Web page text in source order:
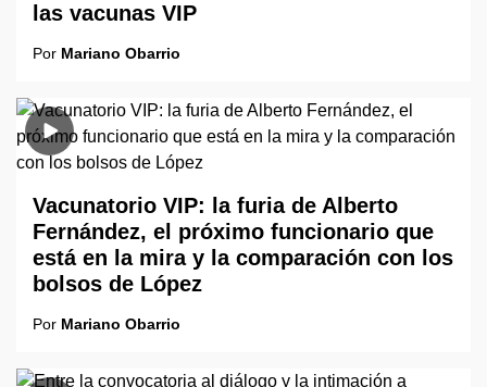
las vacunas VIP
Por Mariano Obarrio
Vacunatorio VIP: la furia de Alberto
Fernández, el próximo funcionario que
está en la mira y la comparación con los
bolsos de López
Por Mariano Obarrio